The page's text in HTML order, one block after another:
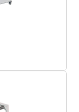
laboratoire, la
psi